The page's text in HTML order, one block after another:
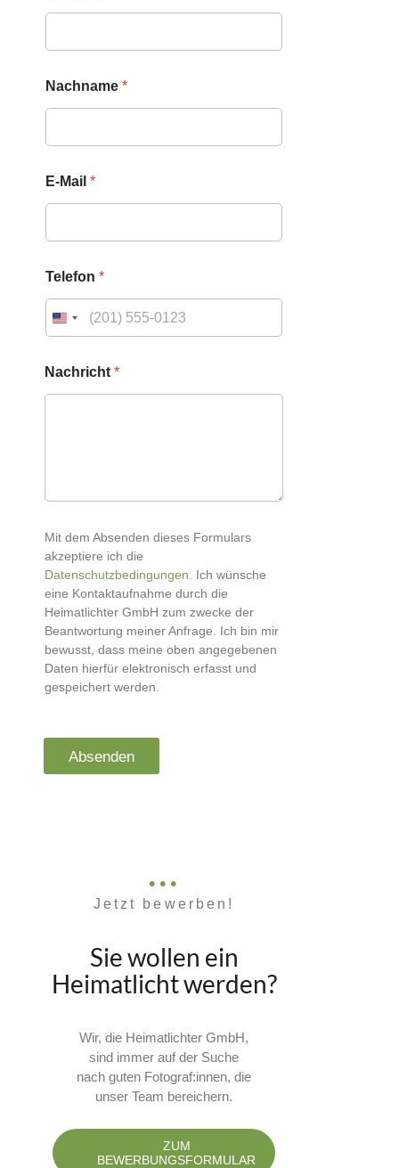
N
c
nNachname *
E-Mail *
Telefon *
Nachricht *
Mit dem Absenden dieses Formulars
akzeptiere ich die
Datenschutzbedingungen . Ich wünsche
eine Kontaktaufnahme durch die
Heimatlichter GmbH zum zwecke der
Beantwortung meiner Anfrage. Ich bin mir
bewusst, dass meine oben angegebenen
Daten hierfür elektronisch erfasst und
gespeichert werden.
Absenden
Jetzt bewerben!
Sie wollen ein
Heimatlicht werden?
Wir, die Heimatlichter GmbH,
sind immer auf der Suche
nach guten Fotograf:innen, die
unser Team bereichern.
ZUM
BEWERBUNGSFORMULAR